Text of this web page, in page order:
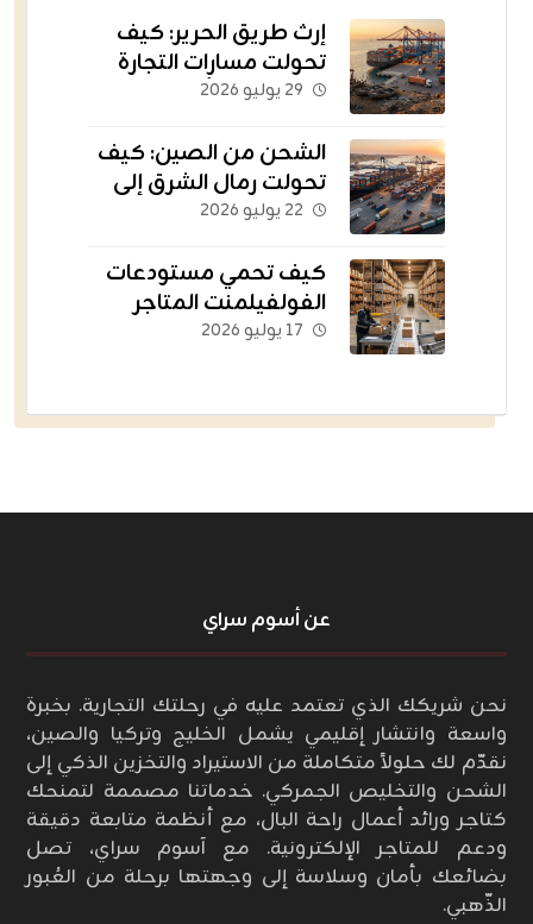
إرث طريق الحرير: كيف
تحولت مسارات التجارة
القديمة إلى أسطول
٢٩ يوليو ٢٠٢٦
الشحن من الصين: كيف
تحولت رمال الشرق إلى
الشريان اللوجستي
٢٢ يوليو ٢٠٢٦
كيف تحمي مستودعات
الفولفيلمنت المتاجر
الناشئة من التعثر؟
١٧ يوليو ٢٠٢٦
عن أسوم سراي
نحن شريكك الذي تعتمد عليه في رحلتك التجارية. بخبرة
واسعة وانتشار إقليمي يشمل الخليج وتركيا والصين،
نقدّم لك حلولاً متكاملة من الاستيراد والتخزين الذكي إلى
الشحن والتخليص الجمركي. خدماتنا مصممة لتمنحك
كتاجر ورائد أعمال راحة البال، مع أنظمة متابعة دقيقة
ودعم للمتاجر الإلكترونية. مع آسوم سراي، تصل
بضائعك بأمان وسلاسة إلى وجهتها برحلة من العُبور
الذّهبي.